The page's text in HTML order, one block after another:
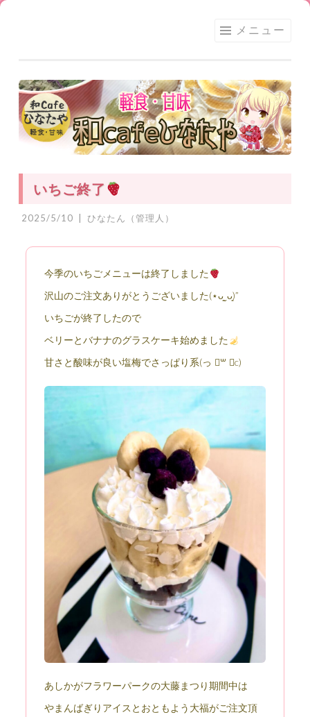
ン
ツ
へ
ス
ッ
ひな
たや
メニュー
いちご終了
2025/5/10 ひなたん（管理人）
今季のいちごメニューは終了しました
沢山のご注文ありがとうございました(⋆ᴗ͈ˬᴗ͈)”
いちごが終了したので
ベリーとバナナのグラスケーキ始めました
甘さと酸味が良い塩梅でさっぱり系(っ ॑꒳ ॑c)
あしかがフラワーパークの大藤まつり期間中は
やまんばぎりアイスとおともよう大福がご注文頂